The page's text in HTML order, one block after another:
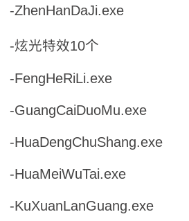
-ZhenHanDaJi.exe
-炫光特效10个
-FengHeRiLi.exe
-GuangCaiDuoMu.exe
-HuaDengChuShang.exe
-HuaMeiWuTai.exe
-KuXuanLanGuang.exe